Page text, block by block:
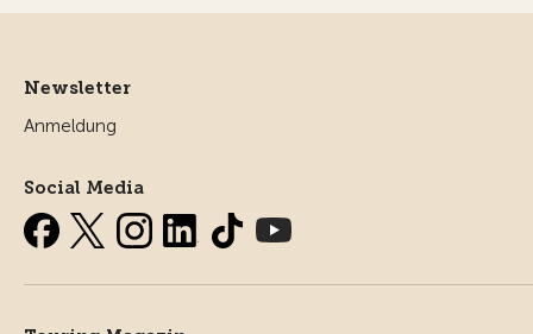
Newsletter
Anmeldung
Social Media